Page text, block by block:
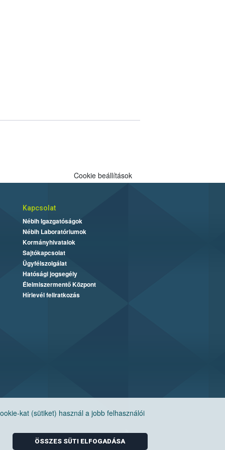
kat (sütiket) használ a jobb felhasználói
ÖSSZES SÜTI ELFOGADÁSA
Cookie beállítások
Kapcsolat
Nébih Igazgatóságok
Nébih Laboratóriumok
Kormányhivatalok
Sajtókapcsolat
Ügyfélszolgálat
Hatósági jogsegély
Élelmiszermentő Központ
Hírlevél feliratkozás